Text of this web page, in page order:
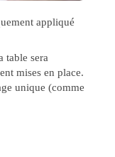
appliqué
table sera
mises en place.
unique (comme